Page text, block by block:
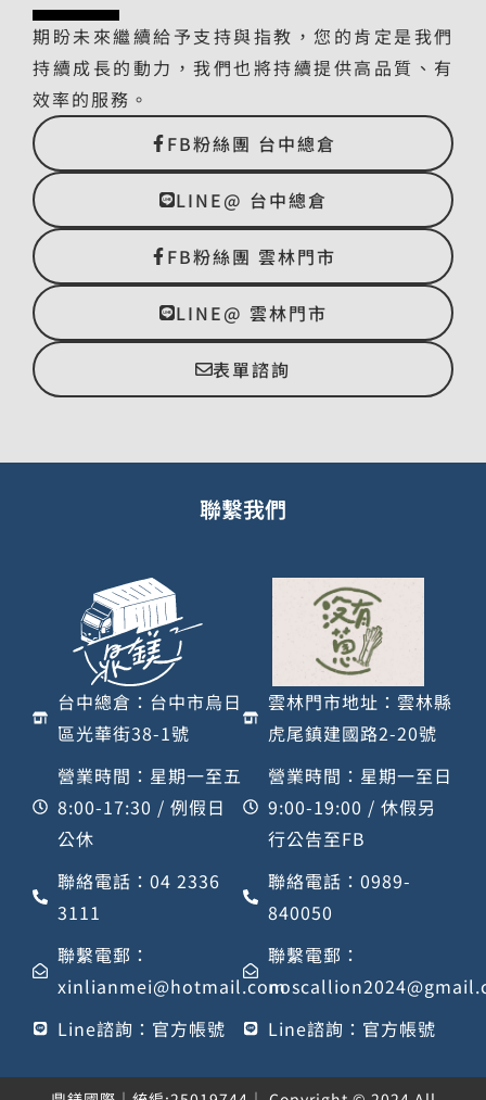
期盼未來繼續給予支持與指教，您的肯定是我們
持續成長的動力，我們也將持續提供高品質、有
效率的服務。
FB粉絲團 台中總倉
LINE@ 台中總倉
FB粉絲團 雲林門市
LINE@ 雲林門市
表單諮詢
聯繫我們
台中總倉：台中市烏日
區光華街38-1號
營業時間：星期一至五
8:00-17:30 / 例假日
公休
聯絡電話：04 2336
3111
聯繫電郵：
xinlianmei@hotmail.com
Line諮詢：官方帳號
雲林門市地址：雲林縣
虎尾鎮建國路2-20號
營業時間：星期一至日
9:00-19:00 / 休假另
行公告至FB
聯絡電話：0989-
840050
聯繫電郵：
Line諮詢：官方帳號